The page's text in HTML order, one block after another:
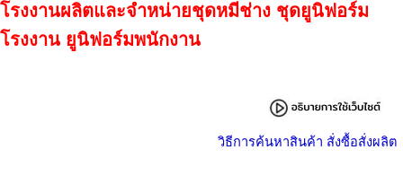
โรงงานผลิตและจำหน่ายชุดหมีช่าง ชุดยูนิฟอร์ม
โรงงาน ยูนิฟอร์มพนักงาน
วิธีการค้นหาสินค้า สั่งซื้อสั่งผลิต